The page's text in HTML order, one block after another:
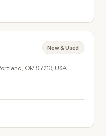
New & Used
OR 97213, USA